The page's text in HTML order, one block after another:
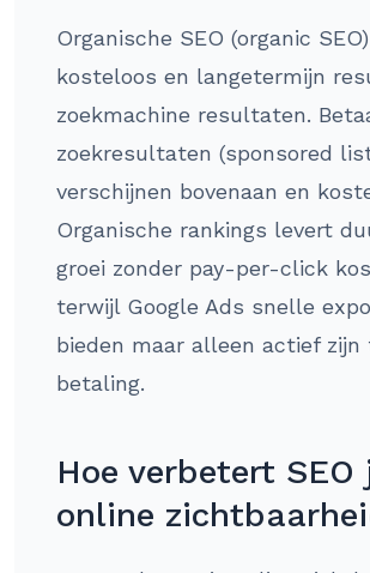
Organische SEO (organic
kosteloos en langetermijn
zoekmachine resultaten.
zoekresultaten (sponsored
verschijnen bovenaan en
Organische rankings levert
groei zonder pay-per-click
terwijl Google Ads snelle
bieden maar alleen actief zijn
betaling.
Hoe verbetert SEO
online